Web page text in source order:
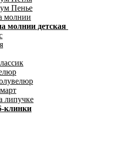
Пенье
молнии
молнии детская
липучке
клинки